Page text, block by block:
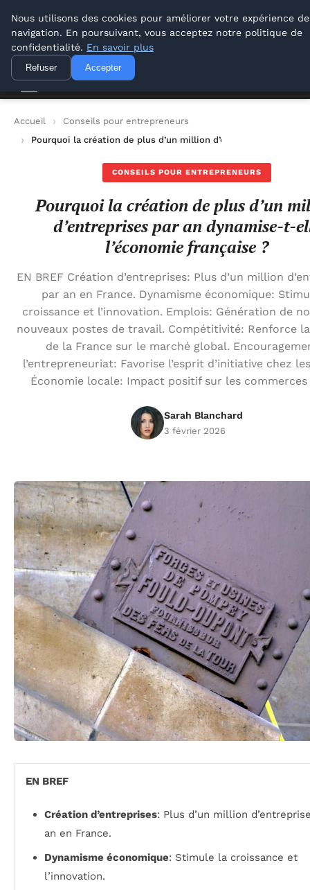
Lyon Photos
Lyon Photos
Accueil
Conseils pour entrepreneurs
Pourquoi la création de plus d’un million d’entreprises par an
CONSEILS POUR ENTREPRENEURS
Pourquoi la création de plus d’un
d’entreprises par an dynamise-t-
l’économie française ?
EN BREF Création d’entreprises: Plus d’un million
par an en France. Dynamisme économique:
croissance et l’innovation. Emplois: Génération de
nouveaux postes de travail. Compétitivité: Renforce
de la France sur le marché global.
l’entrepreneuriat: Favorise l’esprit d’initiative chez
Économie locale: Impact positif sur les
Sarah Blanchard
3 février 2026
EN BREF
Création d’entreprises: Plus d’un million
an en France.
Dynamisme économique: Stimule la croissance et
l’innovation.
Nous utilisons des cookies pour améliorer votre expérience de
navigation. En poursuivant, vous acceptez notre politique de
confidentialité. En savoir plus
Refuser Accepter